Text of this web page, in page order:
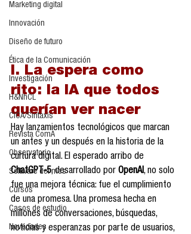
Marketing digital
Innovación
Diseño de futuro
Ética de la Comunicación
Investigación
H&NhCL
CICA/Sintaxis
Revista ComA
Observatorio
Software del mes
Cursos
Casos de estudio
Novedades
I. La espera como
rito: la IA que todos
querían ver nacer
Hay lanzamientos tecnológicos que marcan
un antes y un después en la historia de la
cultura digital. El esperado arribo de
ChatGPT-5, desarrollado por OpenAI, no solo
fue una mejora técnica: fue el cumplimiento
de una promesa. Una promesa hecha en
millones de conversaciones, búsquedas,
noticias y esperanzas por parte de usuarios,